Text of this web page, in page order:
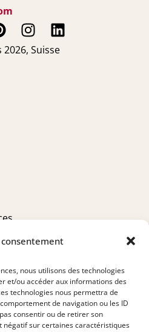
nous utilisons des technologies
et/ou accéder aux informations des
technologies nous permettra de
de navigation ou les ID
consentir ou de retirer son
sur certaines caractéristiques
I
n
L
i
Suisse
(UE)
(UE)